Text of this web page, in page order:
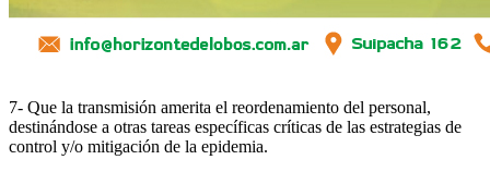
7- Que la transmisión amerita el reordenamiento del personal,
destinándose a otras tareas específicas críticas de las estrategias de
control y/o mitigación de la epidemia.